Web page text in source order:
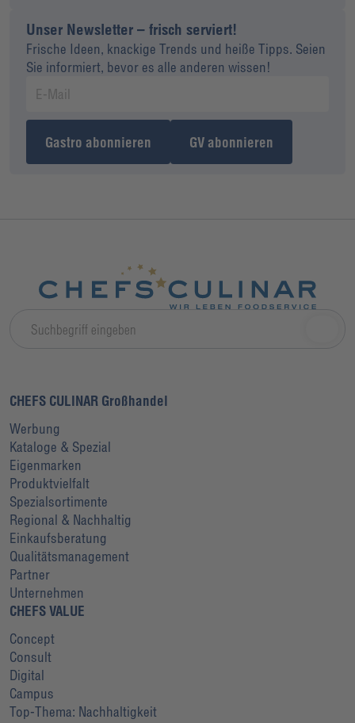
Unser Newsletter – frisch serviert!
Frische Ideen, knackige Trends und heiße Tipps. Seien
Sie informiert, bevor es alle anderen wissen!
Gastro abonnieren GV abonnieren
CHEFS CULINAR Großhandel
Werbung
Kataloge & Spezial
Eigenmarken
Produktvielfalt
Spezialsortimente
Regional & Nachhaltig
Einkaufsberatung
Qualitätsmanagement
Partner
Unternehmen
CHEFS VALUE
Concept
Consult
Digital
Campus
Top-Thema: Nachhaltigkeit